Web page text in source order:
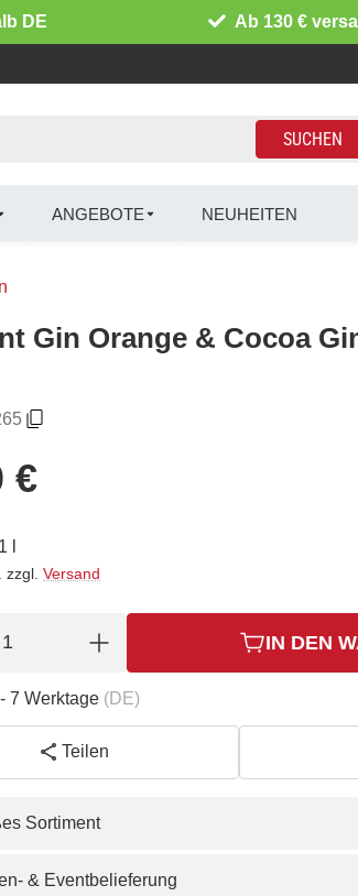
DE Ab 130 €
SUCHEN
ANGEBOTE NEUHEITEN
Gin Orange & Cocoa
€
l
zzgl. Versand
IN DEN
7 Werktage (DE)
Teilen
Sortiment
& Eventbelieferung